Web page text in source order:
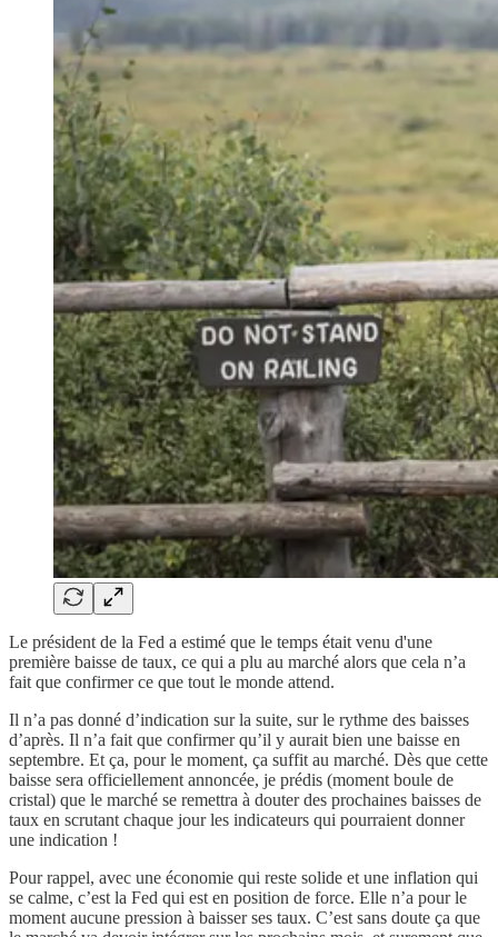
Le président de la Fed a estimé que le temps était venu d'une
première baisse de taux, ce qui a plu au marché alors que cela n’a
fait que confirmer ce que tout le monde attend.
Il n’a pas donné d’indication sur la suite, sur le rythme des baisses
d’après. Il n’a fait que confirmer qu’il y aurait bien une baisse en
septembre. Et ça, pour le moment, ça suffit au marché. Dès que cette
baisse sera officiellement annoncée, je prédis (moment boule de
cristal) que le marché se remettra à douter des prochaines baisses de
taux en scrutant chaque jour les indicateurs qui pourraient donner
une indication !
Pour rappel, avec une économie qui reste solide et une inflation qui
se calme, c’est la Fed qui est en position de force. Elle n’a pour le
moment aucune pression à baisser ses taux. C’est sans doute ça que